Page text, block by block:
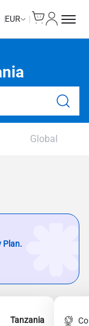
EUR
Global
Plan.
Tanzania